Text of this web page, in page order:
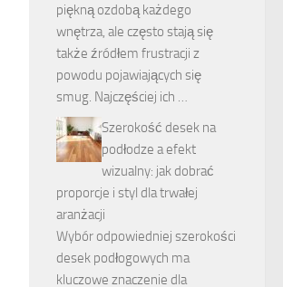
piękną ozdobą każdego
wnętrza, ale często stają się
także źródłem frustracji z
powodu pojawiających się
smug. Najczęściej ich …
Szerokość desek na
podłodze a efekt
wizualny: jak dobrać
proporcje i styl dla trwałej
aranżacji
Wybór odpowiedniej szerokości
desek podłogowych ma
kluczowe znaczenie dla